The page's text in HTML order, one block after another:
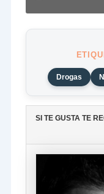
Drogas
SI TE GUSTA TE